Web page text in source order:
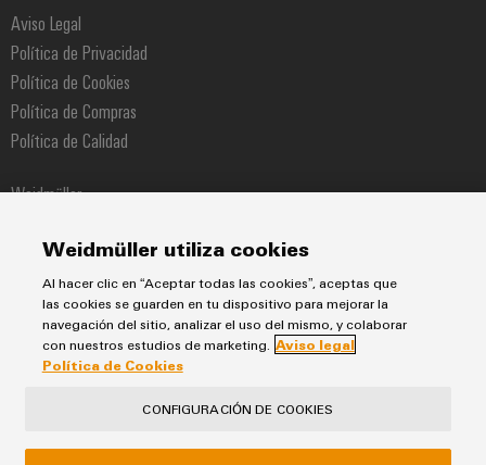
Aviso Legal
Política de Privacidad
Política de Cookies
Política de Compras
Política de Calidad
Weidmüller
08960 Sant Just Desvern
Teléfono +34 934 803 386
Weidmüller utiliza cookies
Al hacer clic en “Aceptar todas las cookies”, aceptas que
las cookies se guarden en tu dispositivo para mejorar la
navegación del sitio, analizar el uso del mismo, y colaborar
con nuestros estudios de marketing. Aviso legal
Política de Cookies
CONFIGURACIÓN DE COOKIES